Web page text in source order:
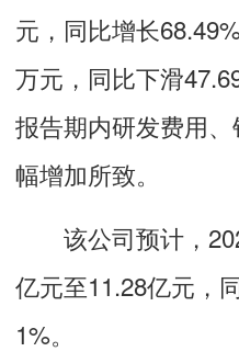
元，同比增长
万元，同比下滑
报告期内研发费用
幅增加所致。
该公司预计，
亿元至11.28亿元，
1%。